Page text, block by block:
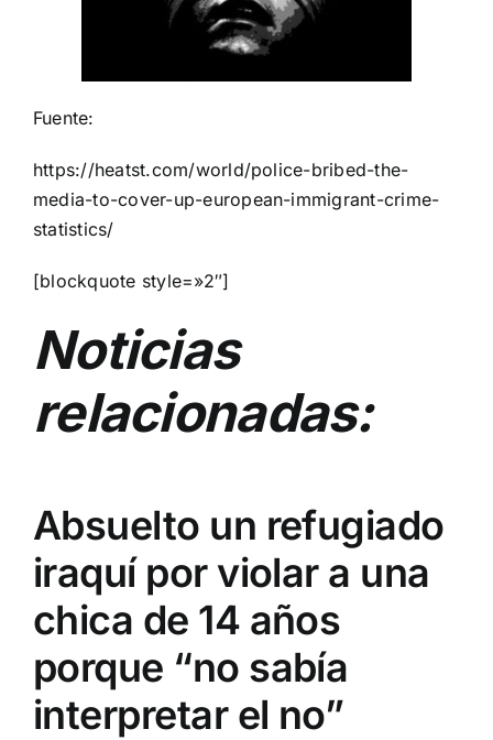
Fuente:
https://heatst.com/world/police-bribed-the-
media-to-cover-up-european-immigrant-crime-
statistics/
[blockquote style=»2″]
Noticias
relacionadas:
Absuelto un refugiado
iraquí por violar a una
chica de 14 años
porque “no sabía
interpretar el no”